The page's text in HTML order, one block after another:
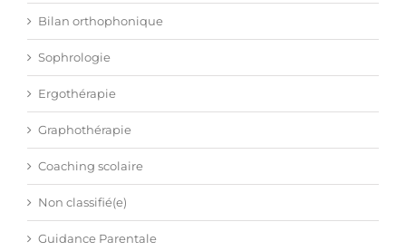
Bilan orthophonique
Sophrologie
Ergothérapie
Graphothérapie
Coaching scolaire
Non classifié(e)
Guidance Parentale